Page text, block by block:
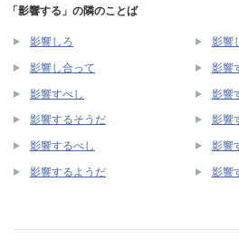
「影響する」の隣のことば
影響しろ 影響
影響し合って 影響
影響すべし 影響
影響するそうだ 影響
影響するべし 影響
影響するようだ 影響